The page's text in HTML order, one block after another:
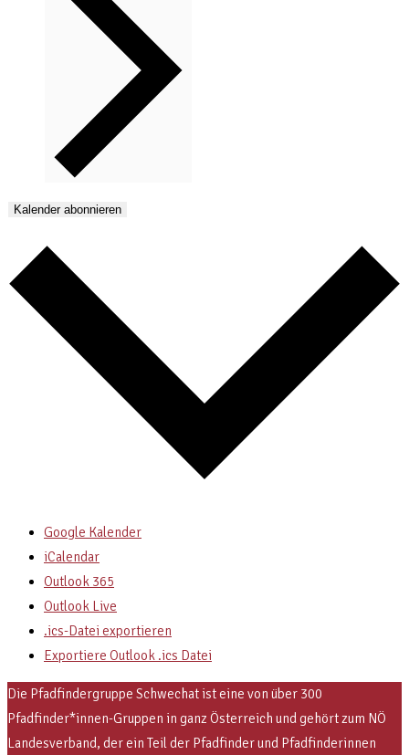
Kalender abonnieren
Google Kalender
iCalendar
Outlook 365
Outlook Live
.ics-Datei exportieren
Exportiere Outlook .ics Datei
Die Pfadfindergruppe Schwechat ist eine von über 300
Pfadfinder*innen-Gruppen in ganz Österreich und gehört zum NÖ
Landesverband, der ein Teil der Pfadfinder und Pfadfinderinnen